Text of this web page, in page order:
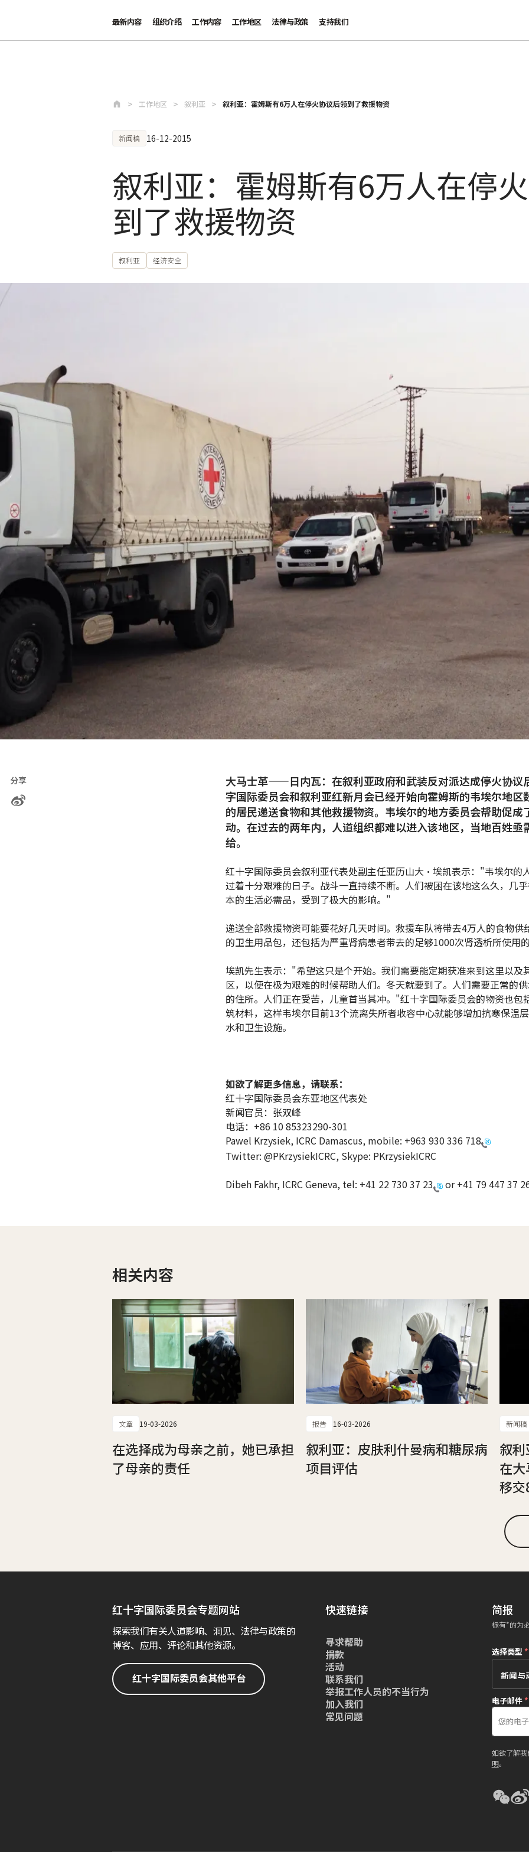
最新内容 组织介绍 工作内容 工作地区 法律与政策 支持我们
工作地区 叙利亚 叙利亚：霍姆斯有6万人在停火协议后领到了救援物资
新闻稿 16-12-2015
叙利亚：霍姆斯有6万人在停
到了救援物资
叙利亚 经济安全
分享
大马士革——日内瓦：在叙利亚政府和武装反对派达成停火协议
字国际委员会和叙利亚红新月会已经开始向霍姆斯的韦埃尔地区
的居民递送食物和其他救援物资。韦埃尔的地方委员会帮助促成
动。在过去的两年内，人道组织都难以进入该地区，当地百姓亟
给。
红十字国际委员会叙利亚代表处副主任亚历山大·埃凯表示："韦埃尔的
过着十分艰难的日子。战斗一直持续不断。人们被困在该地这么久，几
本的生活必需品，受到了极大的影响。"
递送全部救援物资可能要花好几天时间。救援车队将带去4万人的食物供
的卫生用品包，还包括为严重肾病患者带去的足够1000次肾透析所使用
埃凯先生表示："希望这只是个开始。我们需要能定期获准来到这里以及
区，以便在极为艰难的时候帮助人们。冬天就要到了。人们需要正常的
的住所。人们正在受苦，儿童首当其冲。"红十字国际委员会的物资也包
筑材料，这样韦埃尔目前13个流离失所者收容中心就能够增加抗寒保温
水和卫生设施。
如欲了解更多信息，请联系：
红十字国际委员会东亚地区代表处
新闻官员：张双峰
电话：+86 10 85323290-301
Pawel Krzysiek, ICRC Damascus, mobile: +963 930 336 718
Twitter: @PKrzysiekICRC, Skype: PKrzysiekICRC
Dibeh Fakhr, ICRC Geneva, tel: +41 22 730 37 23 or+41 79 447 37
相关内容
文章 19-03-2026
在选择成为母亲之前，她已承担
了母亲的责任
报告 16-03-2026
叙利亚：皮肤利什曼病和糖尿病
项目评估
新闻稿
叙
在
移
红十字国际委员会专题网站
探索我们有关人道影响、洞见、法律与政策的
博客、应用、评论和其他资源。
红十字国际委员会其他平台
快速链接
寻求帮助
捐款
活动
联系我们
举报工作人员的不当行为
加入我们
常见问题
简报
标有*的为
选择类型 *
电子邮件*
如欲了解
明。